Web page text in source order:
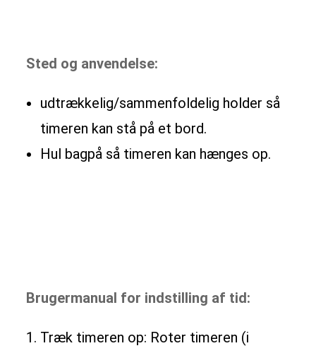
Sted og anvendelse:
udtrækkelig/sammenfoldelig holder så
timeren kan stå på et bord.
Hul bagpå så timeren kan hænges op.
Brugermanual for indstilling af tid:
Træk timeren op: Roter timeren (i